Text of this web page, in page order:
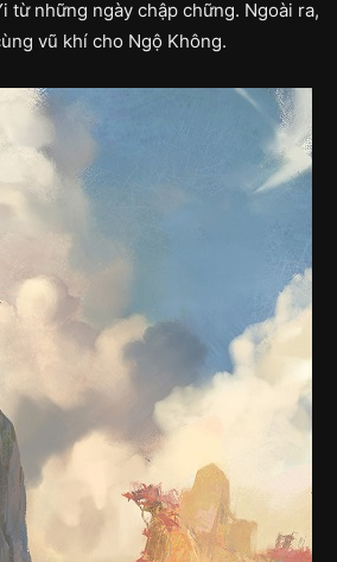
từ những ngày chập chững. Ngoài ra,
vũ khí cho Ngộ Không.